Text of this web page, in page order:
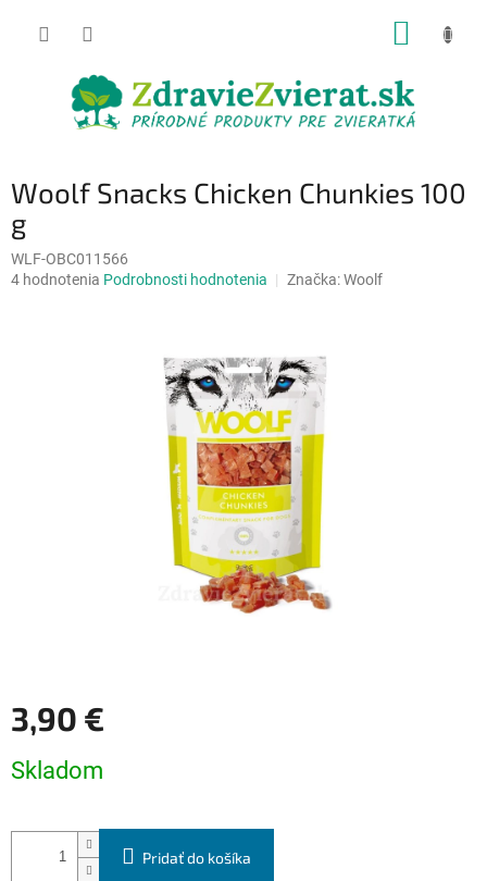
Woolf Snacks Chicken Chunkies 100
g
WLF-OBC011566
Priemerné
4 hodnotenia Podrobnosti hodnotenia Značka:Woolf
3,90 €
cena:
Skladom
Pridať do košíka